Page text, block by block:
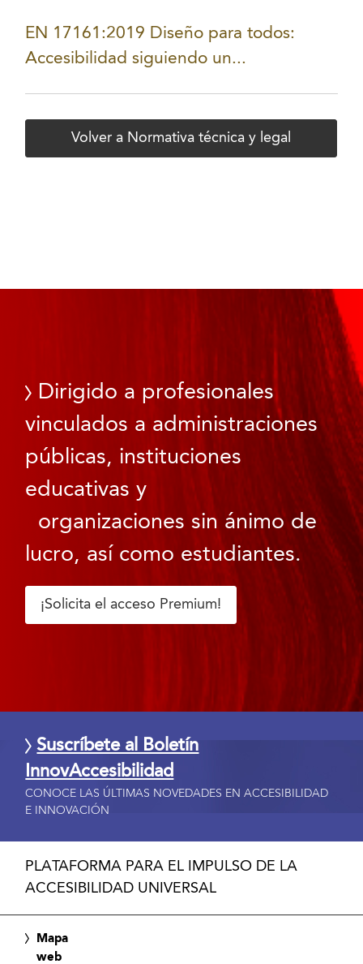
EN 17161:2019 Diseño para todos:
Accesibilidad siguiendo un...
Volver a Normativa técnica y legal
Dirigido a profesionales
vinculados a administraciones
públicas, instituciones
educativas y
organizaciones sin ánimo de
lucro, así como estudiantes.
¡Solicita el acceso Premium!
Suscríbete al Boletín
InnovAccesibilidad
CONOCE LAS ÚLTIMAS NOVEDADES EN ACCESIBILIDAD
E INNOVACIÓN
PLATAFORMA PARA EL IMPULSO DE LA
ACCESIBILIDAD UNIVERSAL
Mapa
web